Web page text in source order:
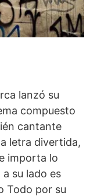
lanzó su
compuesto
cantante
letra divertida,
importa lo
su lado es
Todo por su